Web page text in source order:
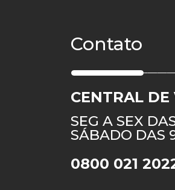
Contato
CENTRAL DE
SEG A SEX
SÁBADO DAS
0800 021